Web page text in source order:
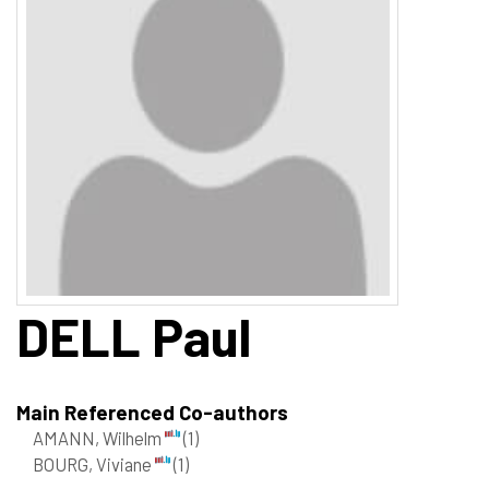
DELL Paul
Main Referenced Co-authors
AMANN, Wilhelm
(1)
BOURG, Viviane
(1)